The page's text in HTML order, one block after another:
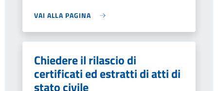
VAI ALLA PAGINA
Chiedere il rilascio di
certificati ed estratti di atti di
stato civile